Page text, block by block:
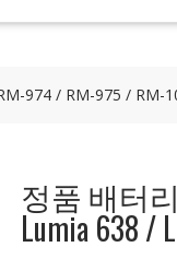
974 / RM-975 / RM-
정품 배터
Lumia 638 /